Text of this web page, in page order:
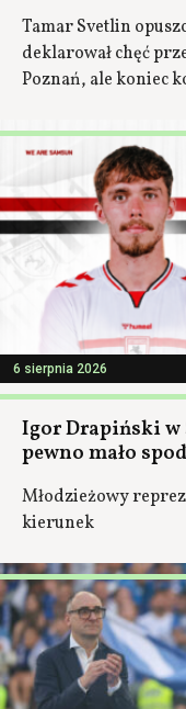
Tamar Svetlin
deklarował chęć
Poznań, ale koniec
6 sierpnia 2026
Igor Drapiński w
pewno mało
Młodzieżowy
kierunek